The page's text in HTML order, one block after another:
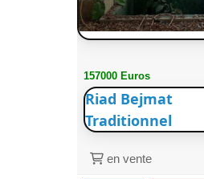
157000 Euros
Riad Bejmat
Traditionnel
en vente